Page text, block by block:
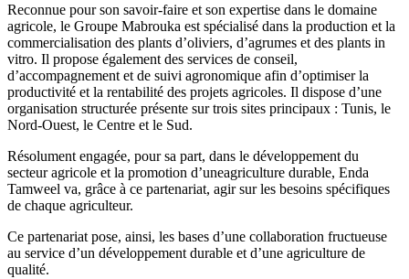
Reconnue pour son savoir-faire et son expertise dans le domaine
agricole, le Groupe Mabrouka est spécialisé dans la production et la
commercialisation des plants d’oliviers, d’agrumes et des plants in
vitro. Il propose également des services de conseil,
d’accompagnement et de suivi agronomique afin d’optimiser la
productivité et la rentabilité des projets agricoles. Il dispose d’une
organisation structurée présente sur trois sites principaux : Tunis, le
Nord-Ouest, le Centre et le Sud.
Résolument engagée, pour sa part, dans le développement du
secteur agricole et la promotion d’uneagriculture durable, Enda
Tamweel va, grâce à ce partenariat, agir sur les besoins spécifiques
de chaque agriculteur.
Ce partenariat pose, ainsi, les bases d’une collaboration fructueuse
au service d’un développement durable et d’une agriculture de
qualité.